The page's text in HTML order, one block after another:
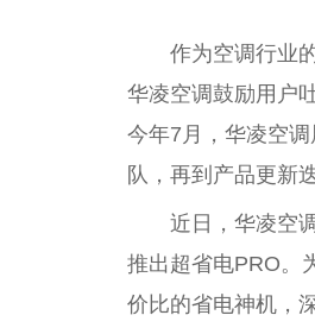
作为空调行业
华凌空调鼓励用户
今年7月，华凌空
队，再到产品更新
近日，华凌空
推出超省电PRO。
价比的省电神机，